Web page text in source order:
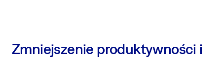
Zmniejszenie produktywności i